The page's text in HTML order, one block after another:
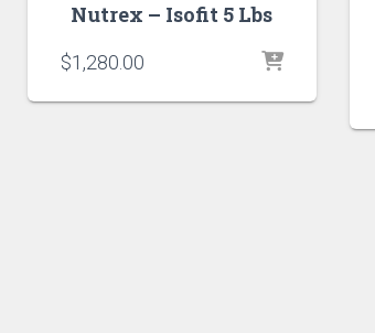
Nutrex – Isofit 5 Lbs
$1,280.00